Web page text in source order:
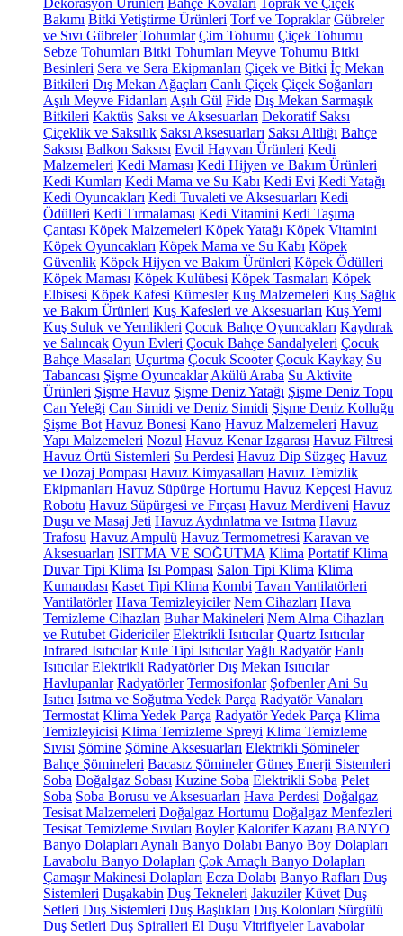
Dekorasyon Ürünleri Bahçe Kovaları Toprak ve Çiçek
Bakımı Bitki Yetiştirme Ürünleri Torf ve Topraklar Gübreler
ve Sıvı Gübreler Tohumlar Çim Tohumu Çiçek Tohumu
Sebze Tohumları Bitki Tohumları Meyve Tohumu Bitki
Besinleri Sera ve Sera Ekipmanları Çiçek ve Bitki İç Mekan
Bitkileri Dış Mekan Ağaçları Canlı Çiçek Çiçek Soğanları
Aşılı Meyve Fidanları Aşılı Gül Fide Dış Mekan Sarmaşık
Bitkileri Kaktüs Saksı ve Aksesuarları Dekoratif Saksı
Çiçeklik ve Saksılık Saksı Aksesuarları Saksı Altlığı Bahçe
Saksısı Balkon Saksısı Evcil Hayvan Ürünleri Kedi
Malzemeleri Kedi Maması Kedi Hijyen ve Bakım Ürünleri
Kedi Kumları Kedi Mama ve Su Kabı Kedi Evi Kedi Yatağı
Kedi Oyuncakları Kedi Tuvaleti ve Aksesuarları Kedi
Ödülleri Kedi Tırmalaması Kedi Vitamini Kedi Taşıma
Çantası Köpek Malzemeleri Köpek Yatağı Köpek Vitamini
Köpek Oyuncakları Köpek Mama ve Su Kabı Köpek
Güvenlik Köpek Hijyen ve Bakım Ürünleri Köpek Ödülleri
Köpek Maması Köpek Kulübesi Köpek Tasmaları Köpek
Elbisesi Köpek Kafesi Kümesler Kuş Malzemeleri Kuş Sağlık
ve Bakım Ürünleri Kuş Kafesleri ve Aksesuarları Kuş Yemi
Kuş Suluk ve Yemlikleri Çocuk Bahçe Oyuncakları Kaydırak
ve Salıncak Oyun Evleri Çocuk Bahçe Sandalyeleri Çocuk
Bahçe Masaları Uçurtma Çocuk Scooter Çocuk Kaykay Su
Tabancası Şişme Oyuncaklar Akülü Araba Su Aktivite
Ürünleri Şişme Havuz Şişme Deniz Yatağı Şişme Deniz Topu
Can Yeleği Can Simidi ve Deniz Simidi Şişme Deniz Kolluğu
Şişme Bot Havuz Bonesi Kano Havuz Malzemeleri Havuz
Yapı Malzemeleri Nozul Havuz Kenar Izgarası Havuz Filtresi
Havuz Örtü Sistemleri Su Perdesi Havuz Dip Süzgeç Havuz
ve Dozaj Pompası Havuz Kimyasalları Havuz Temizlik
Ekipmanları Havuz Süpürge Hortumu Havuz Kepçesi Havuz
Robotu Havuz Süpürgesi ve Fırçası Havuz Merdiveni Havuz
Duşu ve Masaj Jeti Havuz Aydınlatma ve Isıtma Havuz
Trafosu Havuz Ampulü Havuz Termometresi Karavan ve
Aksesuarları ISITMA VE SOĞUTMA Klima Portatif Klima
Duvar Tipi Klima Isı Pompası Salon Tipi Klima Klima
Kumandası Kaset Tipi Klima Kombi Tavan Vantilatörleri
Vantilatörler Hava Temizleyiciler Nem Cihazları Hava
Temizleme Cihazları Buhar Makineleri Nem Alma Cihazları
ve Rutubet Gidericiler Elektrikli Isıtıcılar Quartz Isıtıcılar
Infrared Isıtıcılar Kule Tipi IsıtıcılarYağlı Radyatör Fanlı
Isıtıcılar Elektrikli Radyatörler Dış Mekan Isıtıcılar
Havlupanlar Radyatörler Termosifonlar Şofbenler Ani Su
Isıtıcı Isıtma ve Soğutma Yedek Parça Radyatör Vanaları
Termostat Klima Yedek Parça Radyatör Yedek Parça Klima
Temizleyicisi Klima Temizleme Spreyi Klima Temizleme
Sıvısı Şömine Şömine Aksesuarları Elektrikli Şömineler
Bahçe Şömineleri Bacasız Şömineler Güneş Enerji Sistemleri
Soba Doğalgaz Sobası Kuzine Soba Elektrikli Soba Pelet
Soba Soba Borusu ve Aksesuarları Hava Perdesi Doğalgaz
Tesisat Malzemeleri Doğalgaz Hortumu Doğalgaz Menfezleri
Tesisat Temizleme Sıvıları Boyler Kalorifer Kazanı BANYO
Banyo Dolapları Aynalı Banyo Dolabı Banyo Boy Dolapları
Lavabolu Banyo Dolapları Çok Amaçlı Banyo Dolapları
Çamaşır Makinesi Dolapları Ecza Dolabı Banyo Rafları Duş
Sistemleri Duşakabin Duş Tekneleri Jakuziler Küvet Duş
Setleri Duş Sistemleri Duş Başlıkları Duş Kolonları Sürgülü
Duş Setleri Duş Spiralleri El Duşu Vitrifiyeler Lavabolar